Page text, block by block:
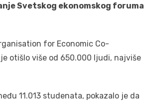
Svetskog ekonomskog foruma
for Economic Co-
otišlo više od 650.000 ljudi, najviše
11.013 studenata, pokazalo je da